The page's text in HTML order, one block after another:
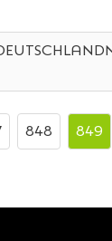
848 849